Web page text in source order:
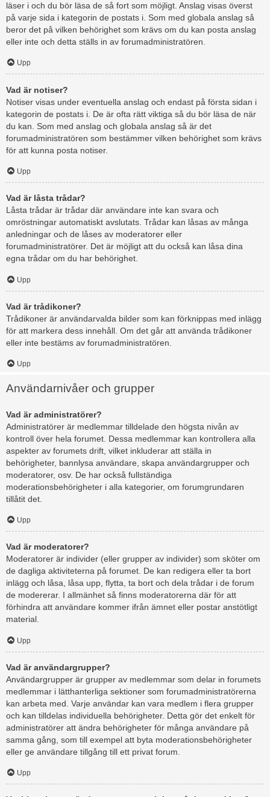
läser i och du bör läsa de så fort som möjligt. Anslag visas överst
på varje sida i kategorin de postats i. Som med globala anslag så
beror det på vilken behörighet som krävs om du kan posta anslag
eller inte och detta ställs in av forumadministratören.
Upp
Vad är notiser?
Notiser visas under eventuella anslag och endast på första sidan i
kategorin de postats i. De är ofta rätt viktiga så du bör läsa de när
du kan. Som med anslag och globala anslag så är det
forumadministratören som bestämmer vilken behörighet som krävs
för att kunna posta notiser.
Upp
Vad är låsta trådar?
Låsta trådar är trådar där användare inte kan svara och
omröstningar automatiskt avslutats. Trådar kan låsas av många
anledningar och de låses av moderatorer eller
forumadministratörer. Det är möjligt att du också kan låsa dina
egna trådar om du har behörighet.
Upp
Vad är trådikoner?
Trådikoner är användarvalda bilder som kan förknippas med inlägg
för att markera dess innehåll. Om det går att använda trådikoner
eller inte bestäms av forumadministratören.
Upp
Användarnivåer och grupper
Vad är administratörer?
Administratörer är medlemmar tilldelade den högsta nivån av
kontroll över hela forumet. Dessa medlemmar kan kontrollera alla
aspekter av forumets drift, vilket inkluderar att ställa in
behörigheter, bannlysa användare, skapa användargrupper och
moderatorer, osv. De har också fullständiga
moderationsbehörigheter i alla kategorier, om forumgrundaren
tillåtit det.
Upp
Vad är moderatorer?
Moderatorer är individer (eller grupper av individer) som sköter om
de dagliga aktiviteterna på forumet. De kan redigera eller ta bort
inlägg och låsa, låsa upp, flytta, ta bort och dela trådar i de forum
de modererar. I allmänhet så finns moderatorerna där för att
förhindra att användare kommer ifrån ämnet eller postar anstötligt
material.
Upp
Vad är användargrupper?
Användargrupper är grupper av medlemmar som delar in forumets
medlemmar i lätthanterliga sektioner som forumadministratörerna
kan arbeta med. Varje användar kan vara medlem i flera grupper
och kan tilldelas individuella behörigheter. Detta gör det enkelt för
administratörer att ändra behörigheter för många användare på
samma gång, som till exempel att byta moderationsbehörigheter
eller ge användare tillgång till ett privat forum.
Upp